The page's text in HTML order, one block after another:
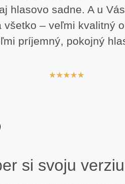
hlasovo sadne. A u
všetko – veľmi kvalitný
príjemný, pokojný
★★★★★
si svoju verziu